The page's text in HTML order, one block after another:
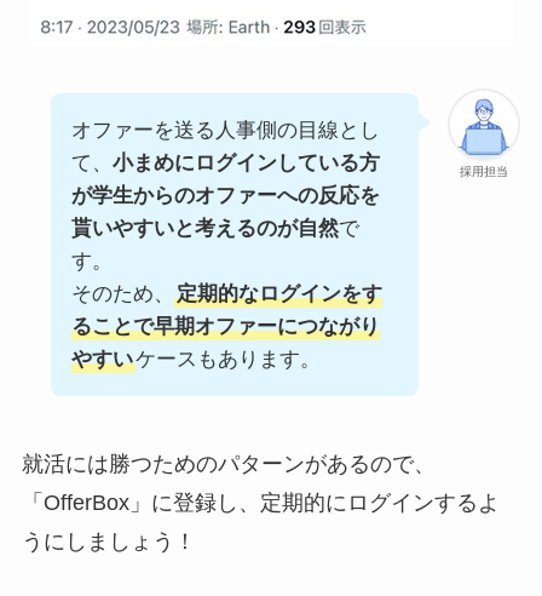
採用担当
オファーを送る人事側の目線とし
て、 小まめにログインしている方
が学生からのオファーへの反応を
貰いやすいと考えるのが自然で
す。
そのため、
定期的なログインをす
ることで早期オファーにつながり
やすいケースもあります。
就活には勝つためのパターンがあるので、
「OfferBox」に登録し、定期的にログインするよ
うにしましょう！